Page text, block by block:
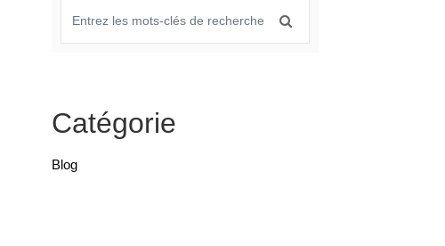
Catégorie
Blog